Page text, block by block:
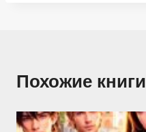
Похожие книги